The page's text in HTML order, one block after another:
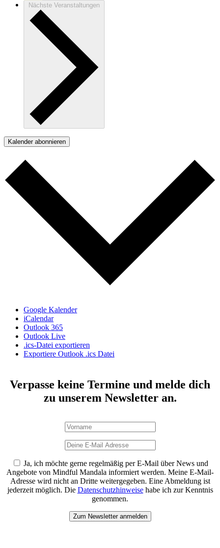
Nächste Veranstaltungen
Kalender abonnieren
Google Kalender
iCalendar
Outlook 365
Outlook Live
.ics-Datei exportieren
Exportiere Outlook .ics Datei
Verpasse keine Termine und melde dich
zu unserem Newsletter an.
Ja, ich möchte gerne regelmäßig per E-Mail über News und
Angebote von Mindful Mandala informiert werden. Meine E-Mail-
Adresse wird nicht an Dritte weitergegeben. Eine Abmeldung ist
jederzeit möglich. Die Datenschutzhinweisehabe ich zur Kenntnis
genommen.